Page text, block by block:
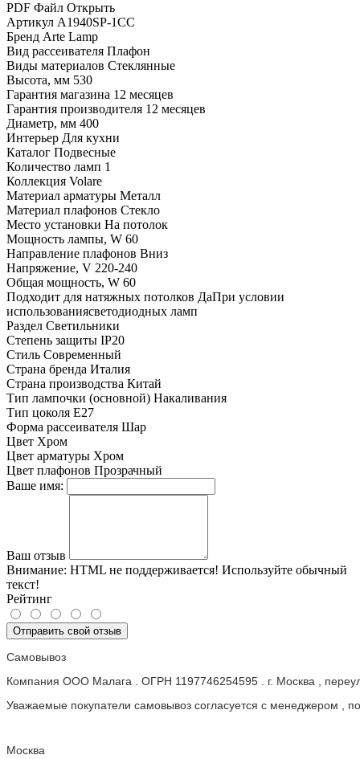
PDF Файл Открыть
Артикул A1940SP-1CC
Бренд Arte Lamp
Вид рассеивателя Плафон
Виды материалов Стеклянные
Высота, мм 530
Гарантия магазина 12 месяцев
Гарантия производителя 12 месяцев
Диаметр, мм 400
Интерьер Для кухни
Каталог Подвесные
Количество ламп 1
Коллекция Volare
Материал арматуры Металл
Материал плафонов Стекло
Место установки На потолок
Мощность лампы, W 60
Направление плафонов Вниз
Напряжение, V 220-240
Общая мощность, W 60
Подходит для натяжных потолков ДаПри условии
использованиясветодиодных ламп
Раздел Светильники
Степень защиты IP20
Стиль Современный
Страна бренда Италия
Страна производства Китай
Тип лампочки (основной) Накаливания
Тип цоколя E27
Форма рассеивателя Шар
Цвет Хром
Цвет арматуры Хром
Цвет плафонов Прозрачный
Ваше имя:
Ваш отзыв
Внимание: HTML не поддерживается! Используйте обычный
текст!
Рейтинг
Отправить свой отзыв
Самовывоз
Компания ООО Малага . ОГРН 1197746254595 . г. Москва ,
Уважаемые покупатели самовывоз согласуется с менеджером ,
Москва